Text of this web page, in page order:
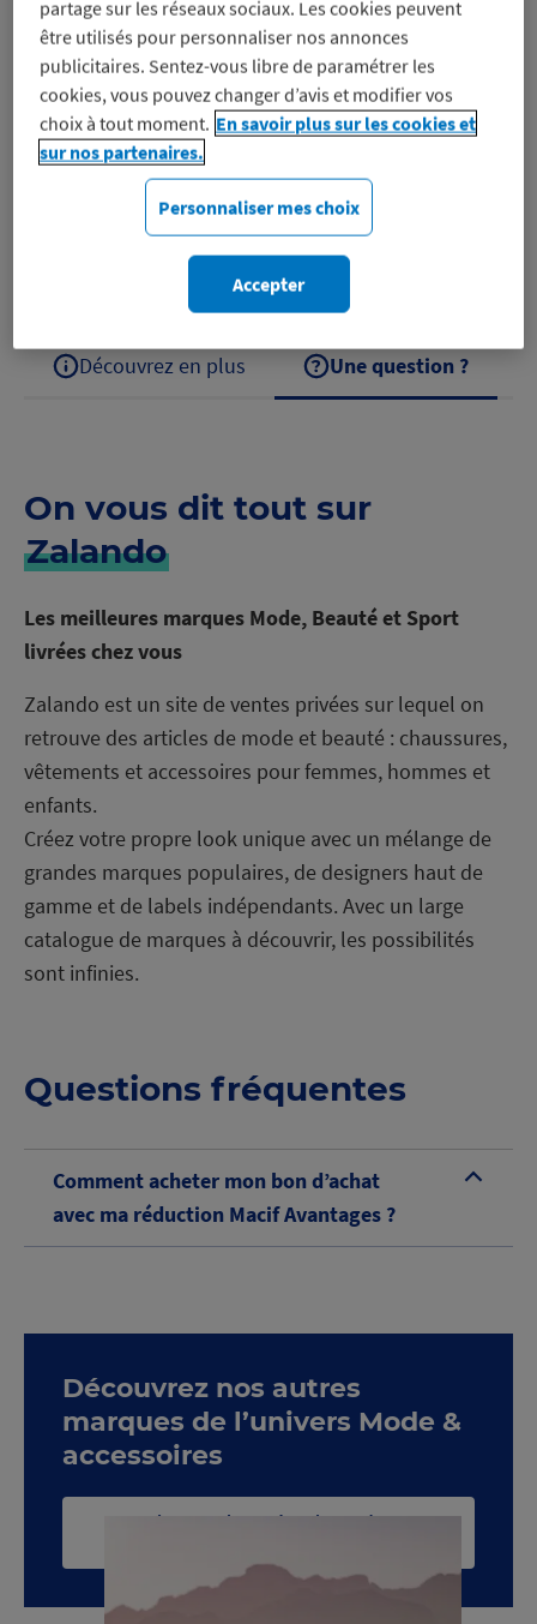
Les meilleures marques Mode, Beauté et Sport livrées
chez vous Zalando est un site de ventes privées sur
lequel on retrouve des articles de mode et beauté :
chaussures, vêtements et…
Découvrez Zalando
Découvrez en plus Une question ?
On vous dit tout sur
Zalando
Les meilleures marques Mode, Beauté et Sport
livrées chez vous
Zalando est un site de ventes privées sur lequel on
retrouve des articles de mode et beauté : chaussures,
vêtements et accessoires pour femmes, hommes et
enfants.
Créez votre propre look unique avec un mélange de
grandes marques populaires, de designers haut de
gamme et de labels indépendants. Avec un large
catalogue de marques à découvrir, les possibilités
sont infinies.
Questions fréquentes
B
Comment acheter mon bon d’achat
avec ma réduction Macif Avantages ?
Découvrez nos autres
marques de l’univers Mode &
accessoires
Voir toute la catégorie Mode &
partage sur les réseaux sociaux. Les cookies peuvent
être utilisés pour personnaliser nos annonces
publicitaires. Sentez-vous libre de paramétrer les
cookies, vous pouvez changer d’avis et modifier vos
choix à tout moment. En savoir plus sur les cookies et
sur nos partenaires.
Personnaliser mes choix
Accepter